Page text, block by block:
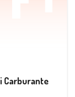
Carburante